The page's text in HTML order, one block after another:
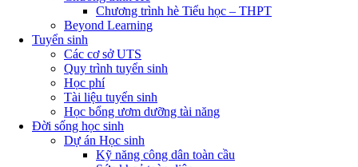
Chương trình hè Tiểu học – THPT
Beyond Learning
Tuyển sinh
Các cơ sở UTS
Quy trình tuyển sinh
Học phí
Tài liệu tuyển sinh
Học bổng ươm dưỡng tài năng
Đời sống học sinh
Dự án Học sinh
Kỹ năng công dân toàn cầu